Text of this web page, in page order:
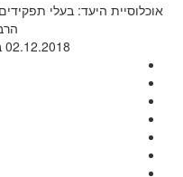
אוכלוסיית היעד: בעלי
02.12.2018 בשעה 13:30-12:00